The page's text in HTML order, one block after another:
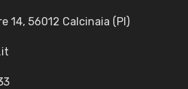
14, 56012 Calcinaia (PI)